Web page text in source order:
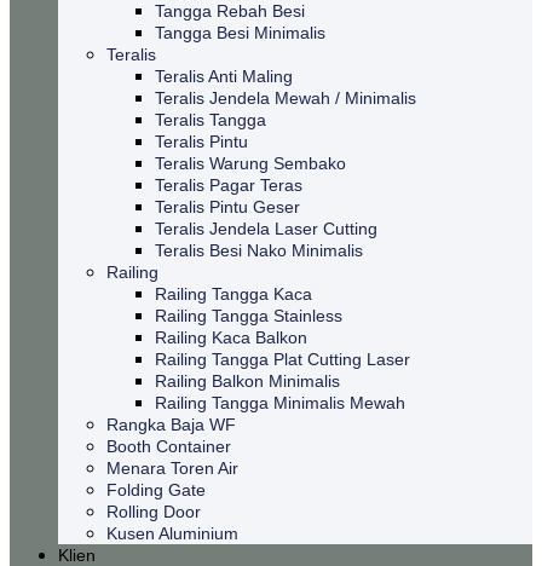
Tangga Rebah Besi
Tangga Besi Minimalis
Teralis
Teralis Anti Maling
Teralis Jendela Mewah / Minimalis
Teralis Tangga
Teralis Pintu
Teralis Warung Sembako
Teralis Pagar Teras
Teralis Pintu Geser
Teralis Jendela Laser Cutting
Teralis Besi Nako Minimalis
Railing
Railing Tangga Kaca
Railing Tangga Stainless
Railing Kaca Balkon
Railing Tangga Plat Cutting Laser
Railing Balkon Minimalis
Railing Tangga Minimalis Mewah
Rangka Baja WF
Booth Container
Menara Toren Air
Folding Gate
Rolling Door
Kusen Aluminium
Klien